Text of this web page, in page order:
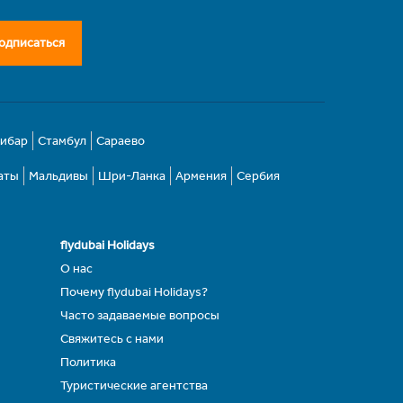
Стамбул Сараево
Мальдивы Шри-Ланка Армения Сербия
flydubai Holidays
О нас
Почему flydubai Holidays?
Часто задаваемые вопросы
Свяжитесь с нами
Политика
Туристические агентства